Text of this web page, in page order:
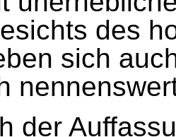
des
sich
der